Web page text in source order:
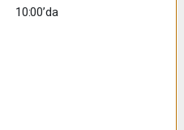
10:00’da